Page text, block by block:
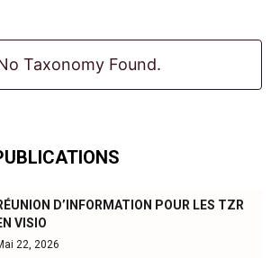
Taxonomy Found.
D’INFORMATION POUR LES TZR
VISIO
22, 2026